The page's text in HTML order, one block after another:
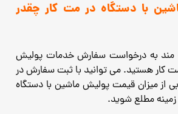
با دستگاه در مت کار چقدر
مند به درخواست سفارش خدمات پولیش
کار هستید. می توانید با ثبت سفارش در
از میزان قیمت پولیش ماشین با دستگاه
زمینه مطلع شوید.